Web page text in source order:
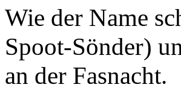
Wie der Name
Spoot-Sönder)
an der Fasnacht.